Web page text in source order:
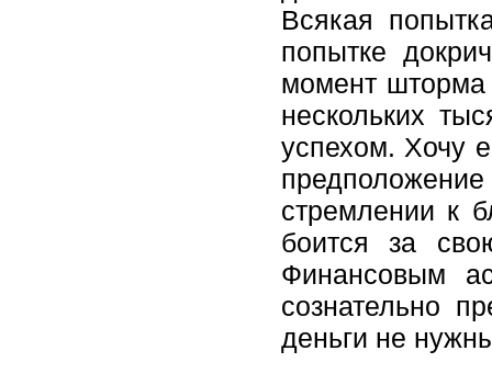
Всякая
попытке
момент шторма
нескольких
успехом. Хочу
стремлении к
боится за
Финансовым
сознательно
деньги